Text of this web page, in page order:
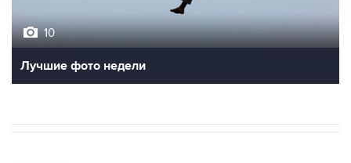
10
Лучшие фото недели